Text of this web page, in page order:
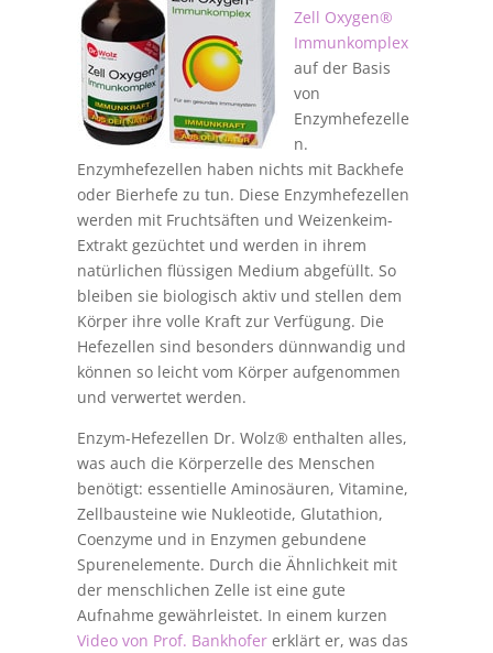
Zell Oxygen®
Immunkomplex
auf der Basis
von
Enzymhefezelle
n.
Enzymhefezellen haben nichts mit Backhefe
oder Bierhefe zu tun. Diese Enzymhefezellen
werden mit Fruchtsäften und Weizenkeim-
Extrakt gezüchtet und werden in ihrem
natürlichen flüssigen Medium abgefüllt. So
bleiben sie biologisch aktiv und stellen dem
Körper ihre volle Kraft zur Verfügung. Die
Hefezellen sind besonders dünnwandig und
können so leicht vom Körper aufgenommen
und verwertet werden.
Enzym-Hefezellen Dr. Wolz® enthalten alles,
was auch die Körperzelle des Menschen
benötigt: essentielle Aminosäuren, Vitamine,
Zellbausteine wie Nukleotide, Glutathion,
Coenzyme und in Enzymen gebundene
Spurenelemente. Durch die Ähnlichkeit mit
der menschlichen Zelle ist eine gute
Aufnahme gewährleistet. In einem kurzen
Video von Prof. Bankhofererklärt er, was das